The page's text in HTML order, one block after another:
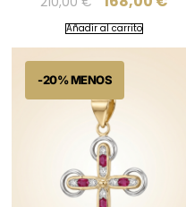
Añadir al carrito